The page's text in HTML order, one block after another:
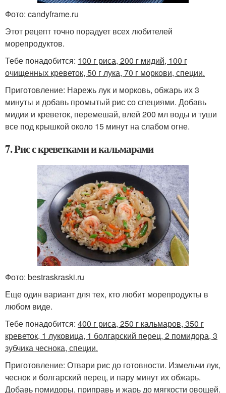
Фото: candyframe.ru
Этот рецепт точно порадует всех любителей
морепродуктов.
Тебе понадобится: 100 г риса, 200 г мидий, 100 г
очищенных креветок, 50 г лука, 70 г моркови, специи.
Приготовление: Нарежь лук и морковь, обжарь их 3
минуты и добавь промытый рис со специями. Добавь
мидии и креветок, перемешай, влей 200 мл воды и туши
все под крышкой около 15 минут на слабом огне.
7. Рис с креветками и кальмарами
Фото: bestraskraski.ru
Еще один вариант для тех, кто любит морепродукты в
любом виде.
Тебе понадобится: 400 г риса, 250 г кальмаров, 350 г
креветок, 1 луковица, 1 болгарский перец, 2 помидора, 3
зубчика чеснока, специи.
Приготовление: Отвари рис до готовности. Измельчи лук,
чеснок и болгарский перец, и пару минут их обжарь.
Добавь помидоры, приправь и жарь до мягкости овощей.